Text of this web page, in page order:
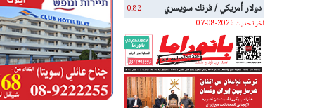
دولار أمريكي / فرنك سويسري
0.82
اخر تحديث 2026-08-07